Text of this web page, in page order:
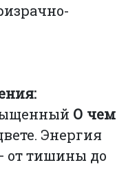
О чем
Энергия
от тишины до